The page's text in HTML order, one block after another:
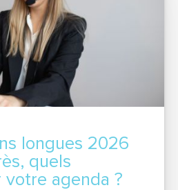
longues 2026
quels
votre agenda ?